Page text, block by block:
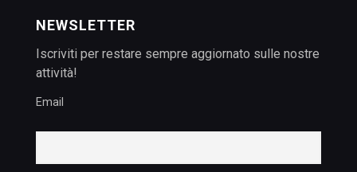
NEWSLETTER
Iscriviti per restare sempre aggiornato sulle nostre
attività!
Email